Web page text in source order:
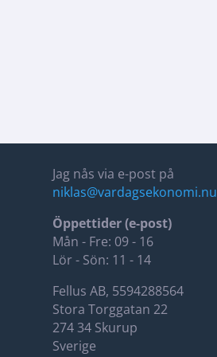
Jag nås via e-post på
niklas@vardagsekonomi.nu
Öppettider (e-post)
Mån - Fre: 09 - 16
Lör - Sön: 11 - 14
Fellus AB, 5594288564
Stora Torggatan 22
274 34 Skurup
Sverige